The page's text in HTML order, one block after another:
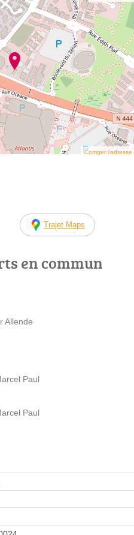
Corriger
Trajet Maps
en commun
Allende
Paul
Paul